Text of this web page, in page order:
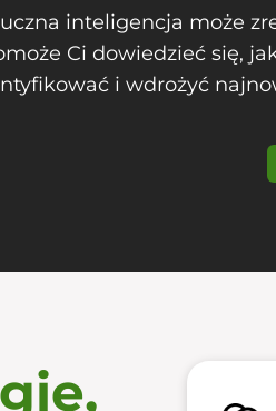
inteligencja może
Ci dowiedzieć się,
i wdrożyć